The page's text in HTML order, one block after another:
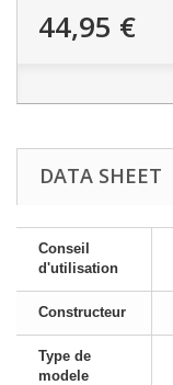
44,95 €
DATA SHEET
Conseil
d'utilisation
Constructeur
Type de
modele